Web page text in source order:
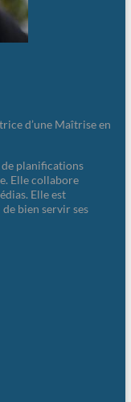
d’une Maîtrise en
planifications
Elle collabore
Elle est
bien servir ses